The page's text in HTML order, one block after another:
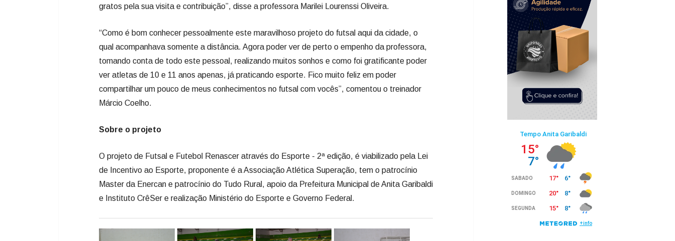
gratos pela sua visita e contribuição”, disse a professora Marilei Lourenssi Oliveira.
“Como é bom conhecer pessoalmente este maravilhoso projeto do futsal aqui da cidade, o
qual acompanhava somente a distância. Agora poder ver de perto o empenho da professora,
tomando conta de todo este pessoal, realizando muitos sonhos e como foi gratificante poder
ver atletas de 10 e 11 anos apenas, já praticando esporte. Fico muito feliz em poder
compartilhar um pouco de meus conhecimentos no futsal com vocês”, comentou o treinador
Márcio Coelho.
Sobre o projeto
O projeto de Futsal e Futebol Renascer através do Esporte - 2ª edição, é viabilizado pela Lei
de Incentivo ao Esporte, proponente é a Associação Atlética Superação, tem o patrocínio
Master da Enercan e patrocínio do Tudo Rural, apoio da Prefeitura Municipal de Anita Garibaldi
e Instituto CrêSer e realização Ministério do Esporte e Governo Federal.